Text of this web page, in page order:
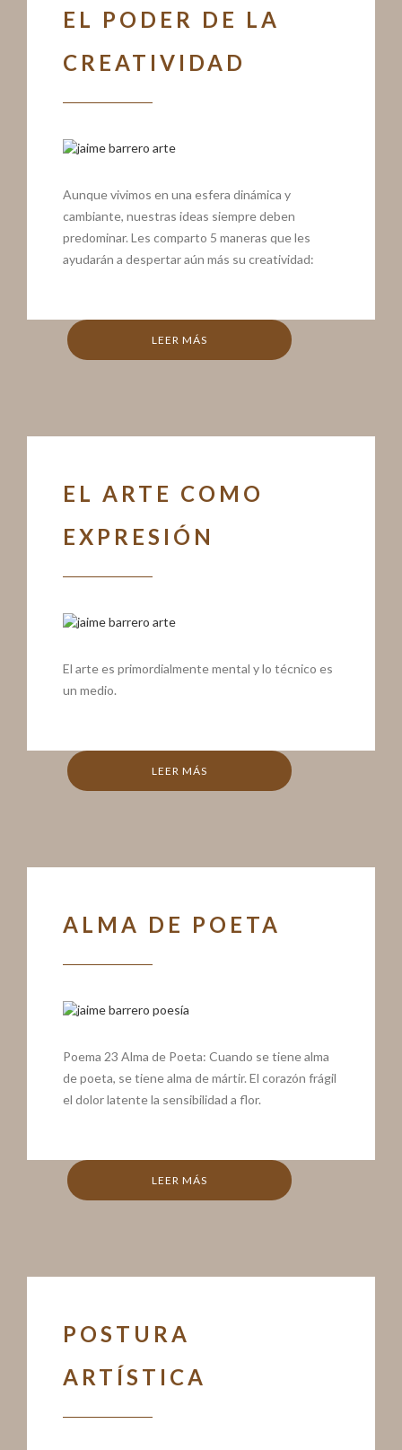
EL PODER DE LA
CREATIVIDAD
Aunque vivimos en una esfera dinámica y
cambiante, nuestras ideas siempre deben
predominar. Les comparto 5 maneras que les
ayudarán a despertar aún más su creatividad:
LEER MÁS
EL ARTE COMO
EXPRESIÓN
El arte es primordialmente mental y lo técnico es
un medio.
LEER MÁS
ALMA DE POETA
Poema 23 Alma de Poeta: Cuando se tiene alma
de poeta, se tiene alma de mártir. El corazón frágil
el dolor latente la sensibilidad a flor.
LEER MÁS
POSTURA
ARTÍSTICA